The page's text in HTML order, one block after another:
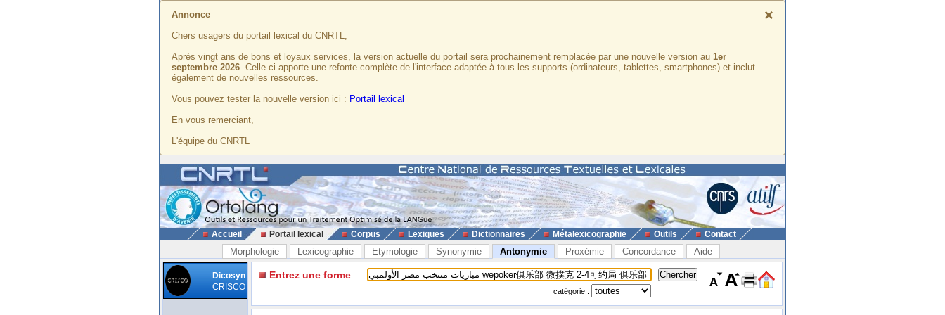
×
Annonce
Chers usagers du portail lexical du CNRTL,
Après vingt ans de bons et loyaux services, la version actuelle du portail sera prochainement remplacée par une nouvelle version au 1er
septembre 2026. Celle-ci apporte une refonte complète de l'interface adaptée à tous les supports (ordinateurs, tablettes, smartphones) et inclut
également de nouvelles ressources.
Vous pouvez tester la nouvelle version ici : Portail lexical
En vous remerciant,
L'équipe du CNRTL
Accueil Portail lexical Corpus Lexiques Dictionnaires Métalexicographie Outils Contact
Morphologie Lexicographie Etymologie Synonymie Antonymie Proxémie Concordance Aide
Dicosyn
CRISCO
Entrez une forme
catégorie :